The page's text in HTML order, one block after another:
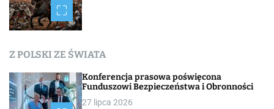
Z POLSKI ZE ŚWIATA
Konferencja prasowa poświęcona
Funduszowi Bezpieczeństwa i Obronności
27 lipca 2026